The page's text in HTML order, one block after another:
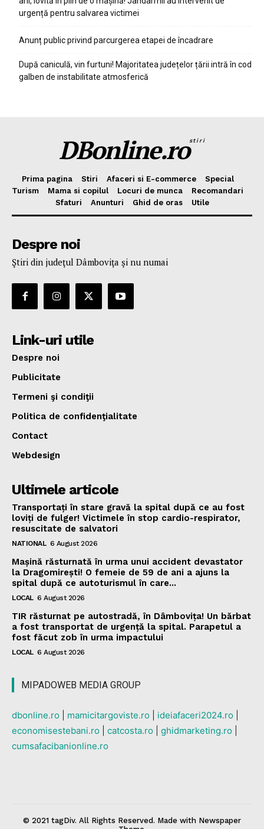
urgență pentru salvarea victimei
Anunț public privind parcurgerea etapei de încadrare
După caniculă, vin furtuni! Majoritatea județelor țării intră în cod
galben de instabilitate atmosferică
DBonline.rostiri
Prima pagina Stiri Afaceri si E-commerce
Special
Turism
Mama si copilul Locuri de munca
Recomandari
Sfaturi
Anunturi Ghid de oras Utile
Despre noi
Ştiri din judeţul Dâmboviţa şi nu numai
Link-uri utile
Despre noi
Publicitate
Termeni şi condiţii
Politica de confidenţialitate
Contact
Webdesign
Ultimele articole
Transportați în stare gravă la spital după ce au fost
loviți de fulger! Victimele în stop cardio-respirator,
resuscitate de salvatori
NATIONAL 6 August 2026
Mașină răsturnată în urma unui accident devastator
la Dragomirești! O femeie de 59 de ani a ajuns la
spital după ce autoturismul în care...
LOCAL 6 August 2026
TIR răsturnat pe autostradă, în Dâmbovița! Un bărbat
a fost transportat de urgență la spital. Parapetul a
fost făcut zob în urma impactului
LOCAL 6 August 2026
MIPADOWEB MEDIA GROUP
dbonline.ro mamicitargoviste.ro ideiafaceri2024.ro
economisestebani.ro
catcosta.ro ghidmarketing.ro
cumsafacibanionline.ro
© 2021 tagDiv. All Rights Reserved. Made with Newspaper